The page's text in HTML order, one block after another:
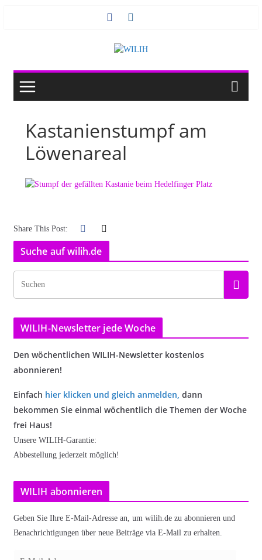
Kastanienstumpf am
Löwenareal
Share This Post:
Suche auf wilih.de
WILIH-Newsletter jede Woche
Den wöchentlichen WILIH-Newsletter kostenlos
abonnieren!
Einfach hier klicken und gleich anmelden, dann
bekommen Sie einmal wöchentlich die Themen der Woche
frei Haus!
Unsere WILIH-Garantie:
Abbestellung jederzeit möglich!
WILIH abonnieren
Geben Sie Ihre E-Mail-Adresse an, um wilih.de zu abonnieren und
Benachrichtigungen über neue Beiträge via E-Mail zu erhalten.